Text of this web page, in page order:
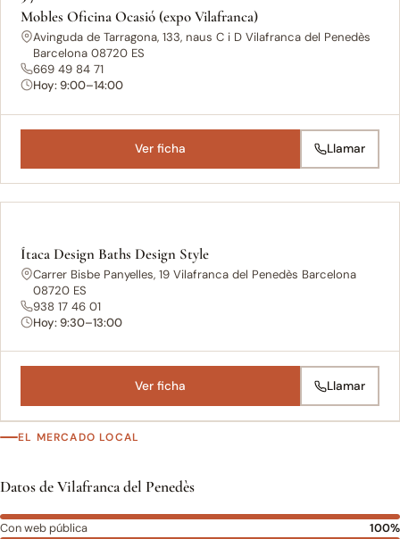
Mobles Oficina Ocasió (expo Vilafranca)
Avinguda de Tarragona, 133, naus C i D Vilafranca del Penedès
Barcelona 08720 ES
669 49 84 71
Hoy: 9:00–14:00
Ver ficha Llamar
Ítaca Design Baths Design Style
Carrer Bisbe Panyelles, 19 Vilafranca del Penedès Barcelona
08720 ES
938 17 46 01
Hoy: 9:30–13:00
Ver ficha Llamar
EL MERCADO LOCAL
Datos de Vilafranca del Penedès
Con web pública
100%